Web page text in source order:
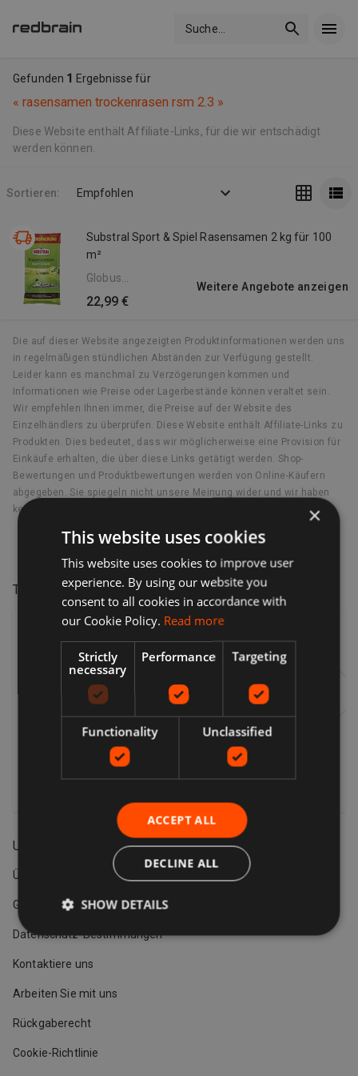
Suche
Gefunden 1 Ergebnisse für
« rasensamen trockenrasen rsm 2.3 »
Diese Website enthält Affiliate-Links, für die wir entschädigt
werden können.
Sortieren: Empfohlen
Substral Sport & Spiel Rasensamen 2 kg für 100
m²
Globus
Baumarkt
22,99 €
Weitere Angebote anzeigen
Die auf dieser Website angezeigten Produktinformationen werden uns
in regelmäßigen stündlichen Abständen zur Verfügung gestellt.
Leider kann es manchmal zu Verzögerungen kommen und
Informationen wie Preise oder Lagerbestände können veraltet sein.
Wir empfehlen Ihnen immer, die Preise auf der Website des
Einzelhändlers zu überprüfen. Diese Website enthält Affiliate-Links zu
Produkten. Dies bedeutet, dass wir möglicherweise eine Provision für
Einkäufe erhalten, die über diese Links getätigt werden. Shop-
Bewertungen und Produktbewertungen werden von Online-Käufern
abgegeben. Sie spiegeln nicht unsere Meinung wider und wir haben
keine Verantwortung für deren Inhalt.
Unterstützung
Über
Geschäftsbedingungen
Datenschutz-Bestimmungen
Kontaktiere uns
Arbeiten Sie mit uns
Rückgaberecht
Cookie-Richtlinie
Treten Sie unserer VIP-Mailingliste bei!
Für die neuesten Angebote, Trends und aufregenden
×
This website uses cookies
This website uses cookies to improve user
experience. By using our website you
consent to all cookies in accordance with
our Cookie Policy. Read more
Strictly
necessary
Performance Targeting
Functionality Unclassified
ACCEPT ALL
DECLINE ALL
SHOW DETAILS